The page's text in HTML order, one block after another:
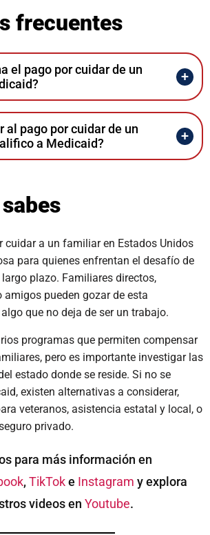
frecuentes
el pago por cuidar de un
al pago por cuidar de un
a Medicaid?
cuidar a un familiar en Estados Unidos
para quienes enfrentan el desafío de
plazo. Familiares directos,
amigos pueden gozar de esta
que no deja de ser un trabajo.
programas que permiten compensar
pero es importante investigar las
estado donde se reside. Si no se
existen alternativas a considerar,
veteranos, asistencia estatal y local, o
privado.
para más información en
, TikToke Instagram y explora
videos en Youtube.